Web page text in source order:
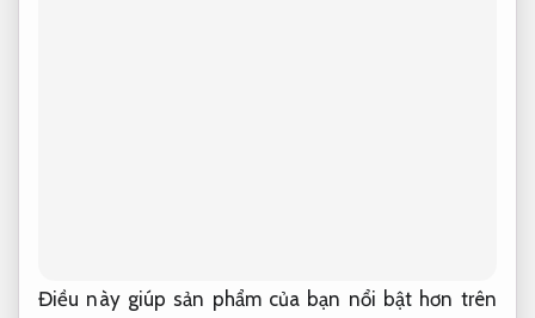
Điều này giúp sản phẩm của bạn nổi bật hơn trên